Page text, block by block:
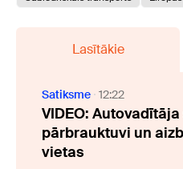
Lasītākie
Satiksme 12:22
VIDEO:
pārbrauktuvi un
vietas